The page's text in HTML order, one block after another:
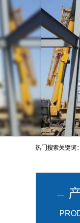
热门搜索关键词：